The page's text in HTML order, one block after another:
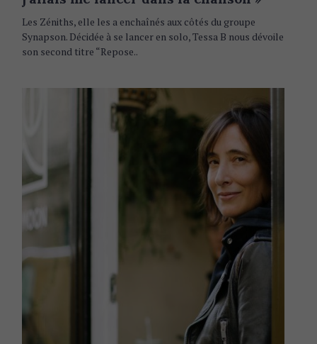
O
R
E
S
Les Zéniths, elle les a enchaînés aux côtés du groupe
Synapson. Décidée à se lancer en solo, Tessa B nous dévoile
son second titre “Repose..